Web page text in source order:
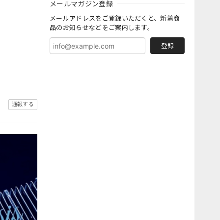
メールマガジン登録
メールアドレスをご登録いただくと、新着商
品のお知らせなどをご案内します。
登録
通報する